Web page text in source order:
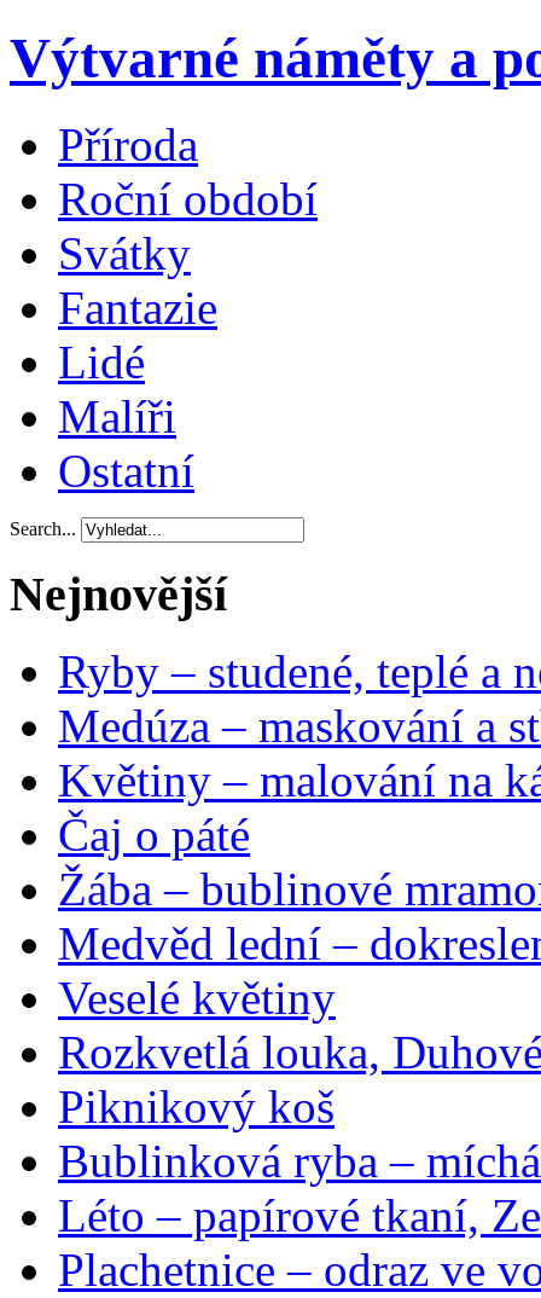
Výtvarné náměty a
Příroda
Roční období
Svátky
Fantazie
Lidé
Malíři
Ostatní
Search...
Nejnovější
Ryby – studené, teplé a
Medúza – maskování a
Květiny – malování na
Čaj o páté
Žába – bublinové
Medvěd lední –
Veselé květiny
Rozkvetlá louka,
Piknikový koš
Bublinková ryba –
Léto – papírové tkaní,
Plachetnice – odraz ve